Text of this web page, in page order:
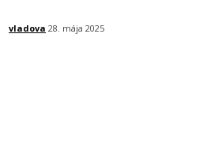
vladova 28. mája 2025